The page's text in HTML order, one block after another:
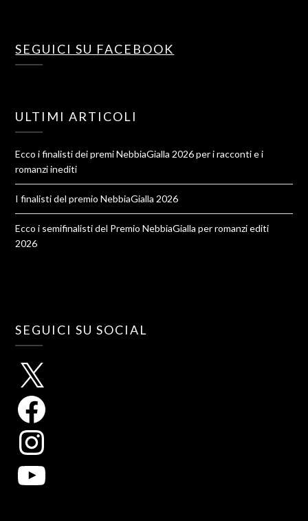
SEGUICI SU FACEBOOK
ULTIMI ARTICOLI
Ecco i finalisti dei premi NebbiaGialla 2026 per i racconti e i
romanzi inediti
I finalisti del premio NebbiaGialla 2026
Ecco i semifinalisti del Premio NebbiaGialla per romanzi editi
2026
SEGUICI SU SOCIAL